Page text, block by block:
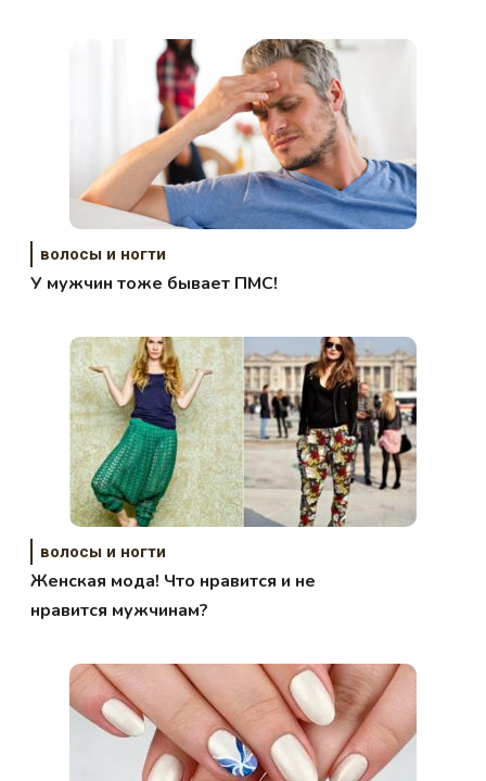
волосы и ногти
У мужчин тоже бывает ПМС!
волосы и ногти
Женская мода! Что нравится и не
нравится мужчинам?